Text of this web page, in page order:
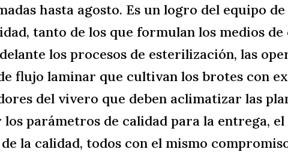
hasta agosto. Es un logro del equipo
tanto de los que formulan los medios
los procesos de esterilización, las
flujo laminar que cultivan los brotes con
del vivero que deben aclimatizar las
los parámetros de calidad para la entrega, el
la calidad, todos con el mismo